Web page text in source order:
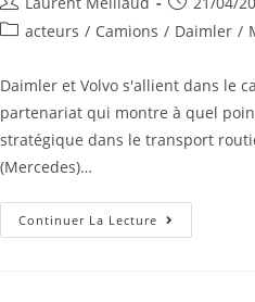
acteurs / Camions / Daimler /
Daimler et Volvo s'allient dans le
partenariat qui montre à quel
stratégique dans le transport
(Mercedes)…
Continuer La Lecture